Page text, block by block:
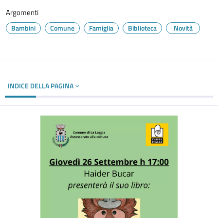
Argomenti
Bambini Comune Famiglia Biblioteca Novità
INDICE DELLA PAGINA